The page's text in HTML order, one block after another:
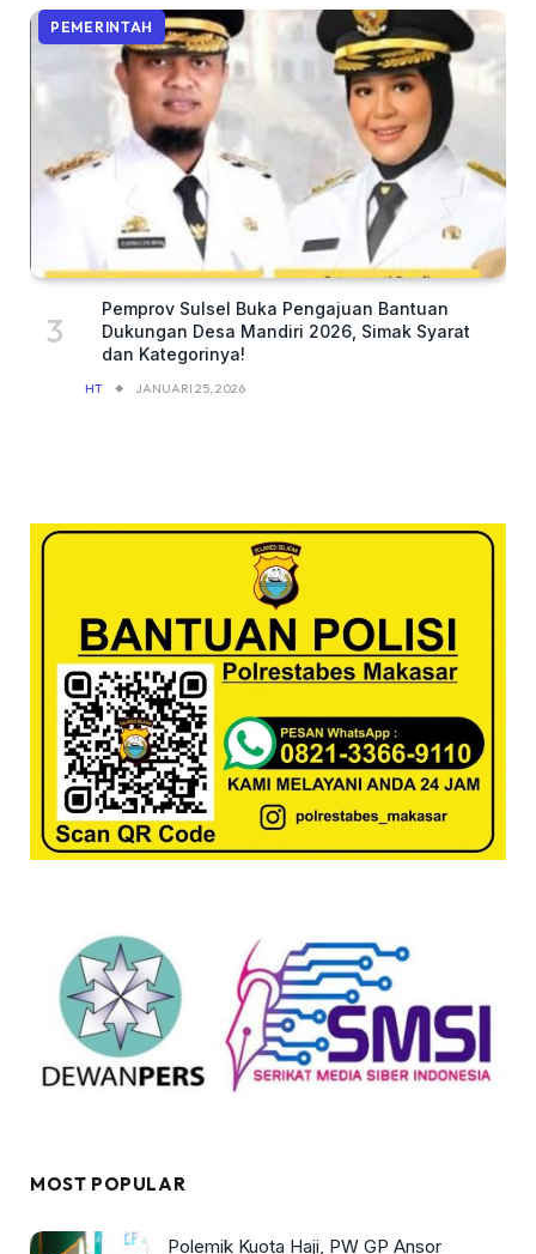
PEMERINTAH
Pemprov Sulsel Buka Pengajuan Bantuan
Dukungan Desa Mandiri 2026, Simak Syarat
dan Kategorinya!
HT JANUARI 25, 2026
MOST POPULAR
Polemik Kuota Haji, PW GP Ansor